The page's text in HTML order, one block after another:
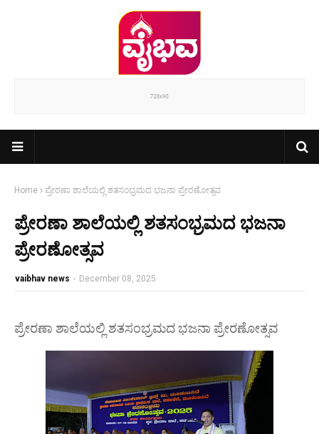
Home ಪ್ರೇರಣಾ ಶಾಲೆಯಲ್ಲಿ ಶತಸಂಭ್ರಮದ ಭಜನಾ ಪ್ರೇರಣೋತ್ಸವ
ಪ್ರೇರಣಾ ಶಾಲೆಯಲ್ಲಿ ಶತಸಂಭ್ರಮದ ಭಜನಾ
ಪ್ರೇರಣೋತ್ಸವ
vaibhav news - December 08, 2025
ಪ್ರೇರಣಾ ಶಾಲೆಯಲ್ಲಿ ಶತಸಂಭ್ರಮದ ಭಜನಾ ಪ್ರೇರಣೋತ್ಸವ